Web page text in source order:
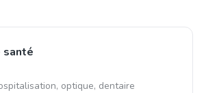
optique, dentaire